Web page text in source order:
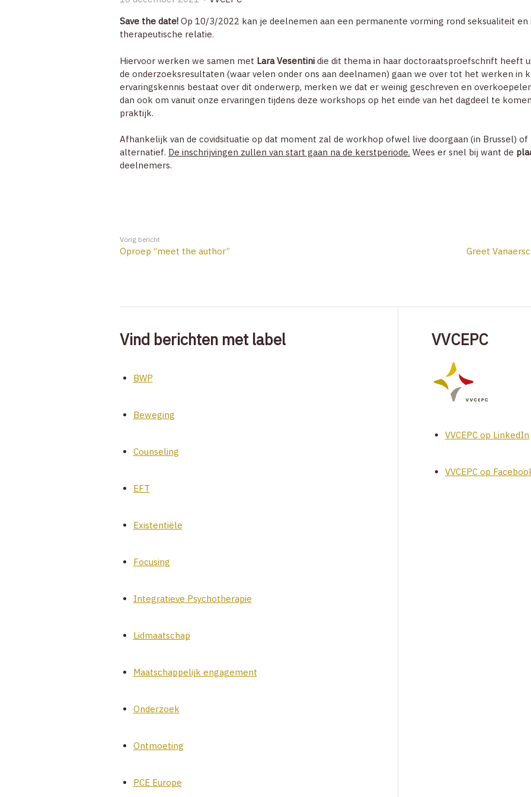
Save the date! Op 10/3/2022 kan je deelnemen aan een permanente vorming rond seksualiteit
therapeutische relatie.
Hiervoor werken we samen met Lara Vesentini die dit thema in haar doctoraatsproefschrift heeft
de onderzoeksresultaten (waar velen onder ons aan deelnamen) gaan we over tot het werken in
ervaringskennis bestaat over dit onderwerp, merken we dat er weinig geschreven en
dan ook om vanuit onze ervaringen tijdens deze workshops op het einde van het dagdeel te
praktijk.
Afhankelijk van de covidsituatie op dat moment zal de workhop ofwel live doorgaan (in Brussel)
alternatief. De inschrijvingen zullen van start gaan na de kerstperiode. Wees er snel bij want de
deelnemers.
Vorig bericht
Oproep “meet the author” Greet
Vind berichten met label
BWP
Beweging
Counseling
EFT
Existentiële
Focusing
Integratieve Psychotherapie
Lidmaatschap
Maatschappelijk engagement
Onderzoek
Ontmoeting
PCE Europe
VVCEPC
VVCEPC op LinkedIn
VVCEPC op